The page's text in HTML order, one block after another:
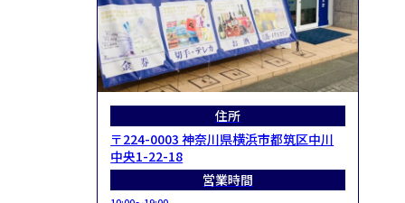
住所
〒224-0003 神奈川県横浜市都筑区中川
中央1-22-18
営業時間